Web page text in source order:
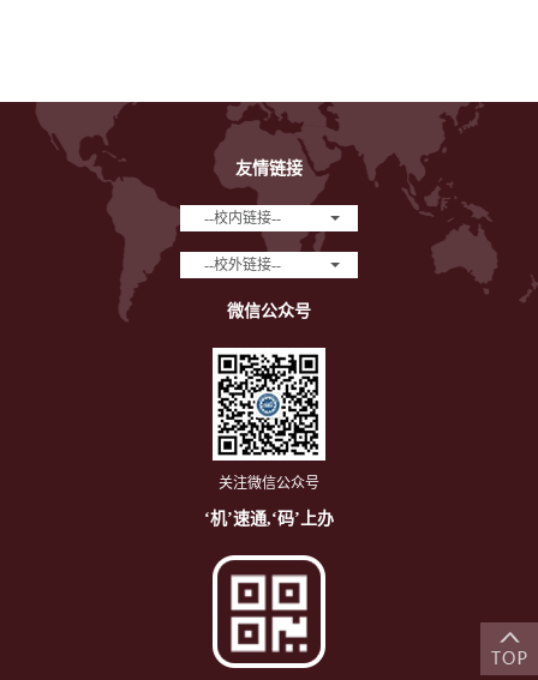
友情链接
--校内链接--
--校外链接--
微信公众号
关注微信公众号
‘机’速通,‘码’上办